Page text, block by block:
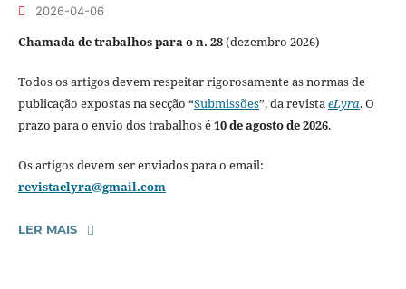
2026-04-06
Chamada de trabalhos para o n. 28(dezembro 2026)
Todos os artigos devem respeitar rigorosamente as normas de
publicação expostas na secção “Submissões”, da revistaeLyra. O
prazo para o envio dos trabalhos é10 de agosto de 2026.
Os artigos devem ser enviados para o email:
revistaelyra@gmail.com
LER MAIS